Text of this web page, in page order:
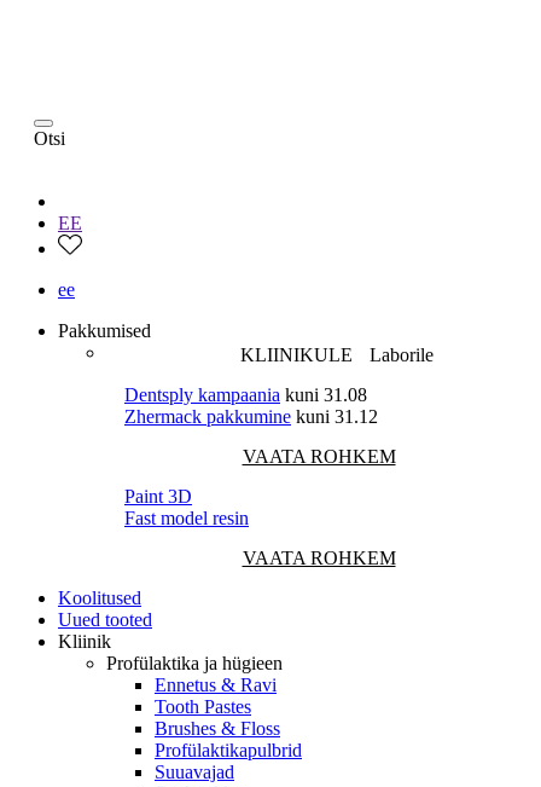
Otsi
EE
ee
Pakkumised
KLIINIKULE
Laborile
Dentsply kampaania kuni 31.08
Zhermack pakkumine kuni 31.12
VAATA ROHKEM
Paint 3D
Fast model resin
VAATA ROHKEM
Koolitused
Uued tooted
Kliinik
Profülaktika ja hügieen
Ennetus & Ravi
Tooth Pastes
Brushes & Floss
Profülaktikapulbrid
Suuavajad